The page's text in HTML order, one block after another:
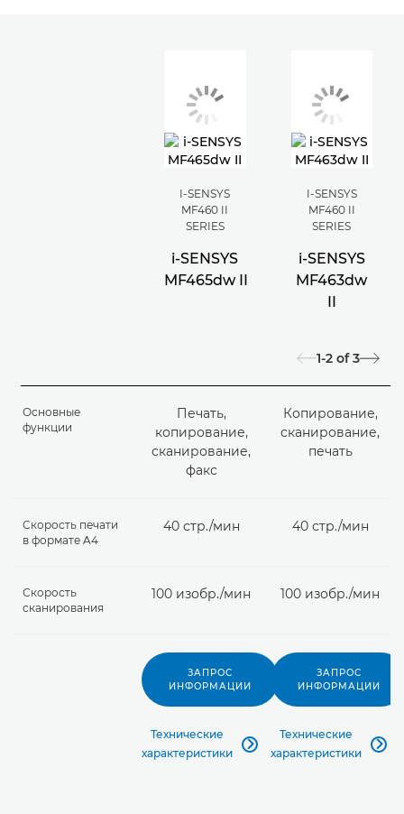
I-SENSYS
MF460 II
SERIES
i-SENSYS
MF465dw II
I-SENSYS
MF460 II
SERIES
i-SENSYS
MF463dw
II
1-2 of 3
Основные
функции
Печать,
копирование,
сканирование,
факс
Копирование,
сканирование,
печать
Скорость печати
в формате A4
40 стр./мин 40 стр./мин
Скорость
сканирования
100 изобр./мин 100 изобр./мин
ЗАПРОС
ИНФОРМАЦИИ
Технические
характеристики

ЗАПРОС
ИНФОРМАЦИИ
Технические
характеристики
